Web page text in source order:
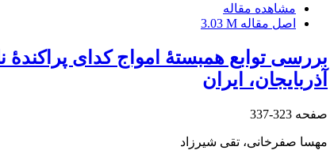
مشاهده مقاله
اصل مقاله 3.03 M
بررسی توابع همبستۀ امواج کدای پراکندۀ
آذربایجان، ایران
صفحه 323-337
مهسا صفرخانی، تقی شیرزاد